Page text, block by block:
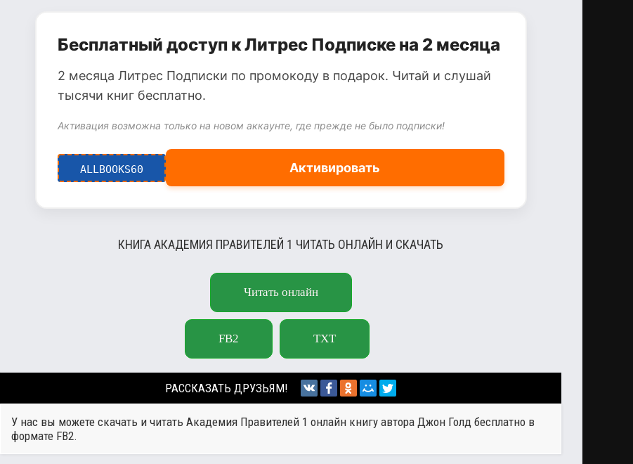
Бесплатный доступ к Литрес Подписке на 2 месяца
2 месяца Литрес Подписки по промокоду в подарок. Читай и слушай
тысячи книг бесплатно.
Активация возможна только на новом аккаунте, где прежде не было подписки!
ALLBOOKS60 Активировать
КНИГА АКАДЕМИЯ ПРАВИТЕЛЕЙ 1 ЧИТАТЬ ОНЛАЙН И СКАЧАТЬ
Читать онлайн
FB2 TXT
РАССКАЗАТЬ ДРУЗЬЯМ!
У нас вы можете скачать и читать Академия Правителей 1 онлайн книгу автора Джон Голд бесплатно в
формате FB2.